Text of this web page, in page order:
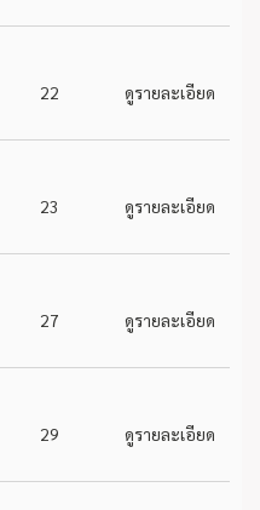
22 ดูรายละเอียด
23 ดูรายละเอียด
27 ดูรายละเอียด
29 ดูรายละเอียด